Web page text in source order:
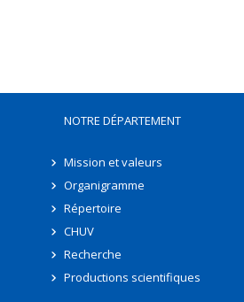
NOTRE DÉPARTEMENT
Mission et valeurs
Organigramme
Répertoire
CHUV
Recherche
Productions scientifiques